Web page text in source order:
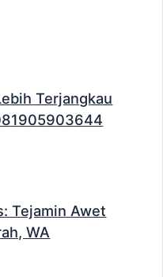
Terjangkau
Tejamin Awet
WA